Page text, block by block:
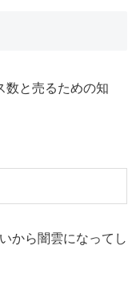
数と売るための知
から闇雲になってし